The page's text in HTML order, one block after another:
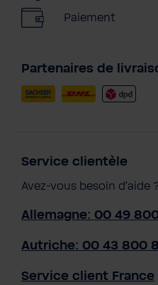
Paiement
Partenaires de
Service clientèle
Avez-vous besoin d'aide ?
Allemagne: 00 49 800
Autriche: 00 43 800
Service client France